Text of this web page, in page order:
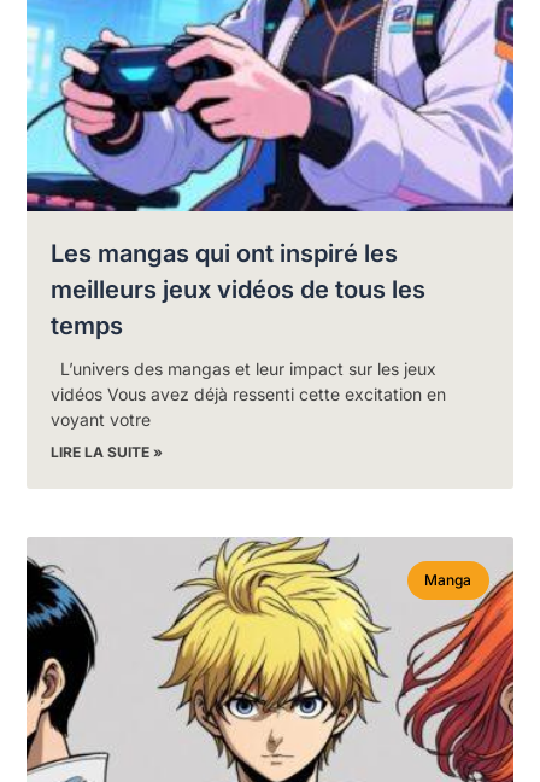
Les mangas qui ont inspiré les
meilleurs jeux vidéos de tous les
temps
L’univers des mangas et leur impact sur les jeux
vidéos Vous avez déjà ressenti cette excitation en
voyant votre
LIRE LA SUITE »
Manga